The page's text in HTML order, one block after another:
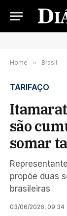
Home » Brasil
TARIFAÇO
são
somar
propõe duas
brasileiras
03/06/2026, 09:34